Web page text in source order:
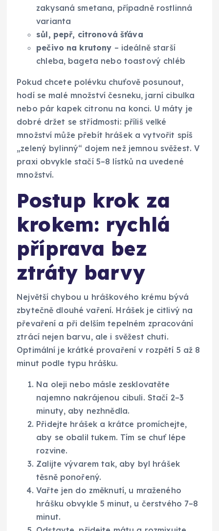
zakysaná smetana, případně rostlinná
varianta
sůl, pepř, citronová šťáva
pečivo na krutony – ideálně starší
chleba, bageta nebo toastový chléb
Pokud chcete polévku chuťově posunout,
hodí se malé množství česneku, jarní cibulka
nebo pár kapek citronu na konci. U máty je
dobré držet se střídmosti: příliš velké
množství může přebít hrášek a vytvořit spíš
„zelený bylinný“ dojem než jemnou svěžest. V
praxi obvykle stačí 5–8 lístků na uvedené
množství.
Postup krok za
krokem: rychlá
příprava bez
ztráty barvy
Největší chybou u hráškového krému bývá
zbytečně dlouhé vaření. Hrášek je citlivý na
převaření a při delším tepelném zpracování
ztrácí nejen barvu, ale i svěžest chuti.
Optimální je krátké provaření v rozpětí 5 až 8
minut podle typu hrášku.
Na oleji nebo másle zesklovatěte
najemno nakrájenou cibuli. Stačí 2–3
minuty, aby nezhnědla.
Přidejte hrášek a krátce promíchejte,
aby se obalil tukem. Tím se chuť lépe
rozvine.
Zalijte vývarem tak, aby byl hrášek
těsně ponořený.
Vařte jen do změknutí, u mraženého
hrášku obvykle 5 minut, u čerstvého 7–8
minut.